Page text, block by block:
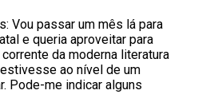
Vou passar um mês lá para
e queria aproveitar para
da moderna literatura
ao nível de um
Pode-me indicar alguns